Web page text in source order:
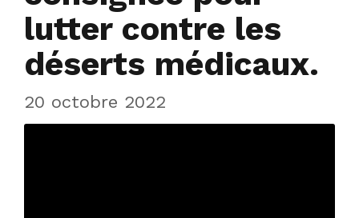
lutter contre les
déserts médicaux.
20 octobre 2022